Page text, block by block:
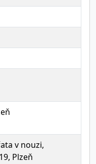
v nouzi,
Plzeň